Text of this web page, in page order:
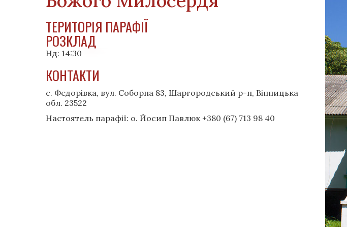
ТЕРИТОРІЯ ПАРАФІЇ
РОЗКЛАД
Нд: 14:30
КОНТАКТИ
с. Федорівка, вул. Соборна 83, Шаргородський р-н, Вінницька
обл. 23522
Настоятель парафії: о. Йосип Павлюк +380 (67) 713 98 40‬